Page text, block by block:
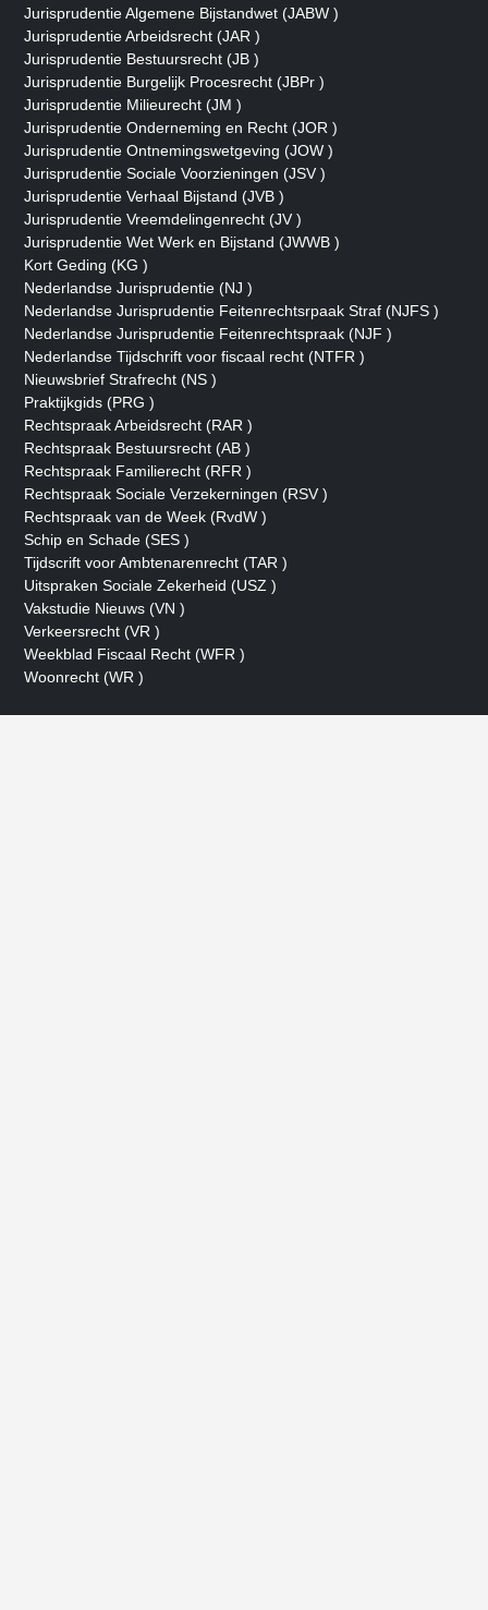
Jurisprudentie Algemene Bijstandwet (JABW )
Jurisprudentie Arbeidsrecht (JAR )
Jurisprudentie Bestuursrecht (JB )
Jurisprudentie Burgelijk Procesrecht (JBPr )
Jurisprudentie Milieurecht (JM )
Jurisprudentie Onderneming en Recht (JOR )
Jurisprudentie Ontnemingswetgeving (JOW )
Jurisprudentie Sociale Voorzieningen (JSV )
Jurisprudentie Verhaal Bijstand (JVB )
Jurisprudentie Vreemdelingenrecht (JV )
Jurisprudentie Wet Werk en Bijstand (JWWB )
Kort Geding (KG )
Nederlandse Jurisprudentie (NJ )
Nederlandse Jurisprudentie Feitenrechtsrpaak Straf (NJFS )
Nederlandse Jurisprudentie Feitenrechtspraak (NJF )
Nederlandse Tijdschrift voor fiscaal recht (NTFR )
Nieuwsbrief Strafrecht (NS )
Praktijkgids (PRG )
Rechtspraak Arbeidsrecht (RAR )
Rechtspraak Bestuursrecht (AB )
Rechtspraak Familierecht (RFR )
Rechtspraak Sociale Verzekerningen (RSV )
Rechtspraak van de Week (RvdW )
Schip en Schade (SES )
Tijdscrift voor Ambtenarenrecht (TAR )
Uitspraken Sociale Zekerheid (USZ )
Vakstudie Nieuws (VN )
Verkeersrecht (VR )
Weekblad Fiscaal Recht (WFR )
Woonrecht (WR )